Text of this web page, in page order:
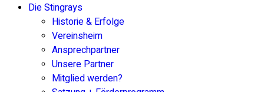
Die Stingrays
Historie & Erfolge
Vereinsheim
Ansprechpartner
Unsere Partner
Mitglied werden?